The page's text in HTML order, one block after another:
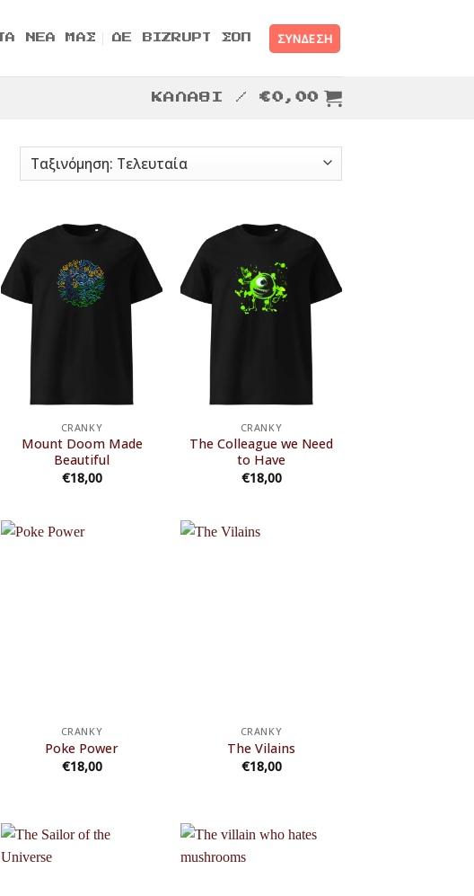
ΤΑ ΝΕΑ ΜΑΣ ΔΕ BIZRUPT ΣΟΠ ΣΎΝΔΕΣΗ
ΚΑΛΆΘΙ /€0,00
CRANKY
Mount Doom Made
Beautiful
€18,00
CRANKY
The Colleague we Need
to Have
€18,00
CRANKY
Poke Power
€18,00
CRANKY
The Vilains
€18,00